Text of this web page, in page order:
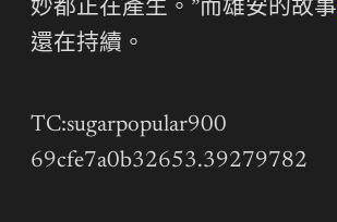
妙都正在產生。”而雄安的故事
還在持續。
TC:sugarpopular900
69cfe7a0b32653.39279782